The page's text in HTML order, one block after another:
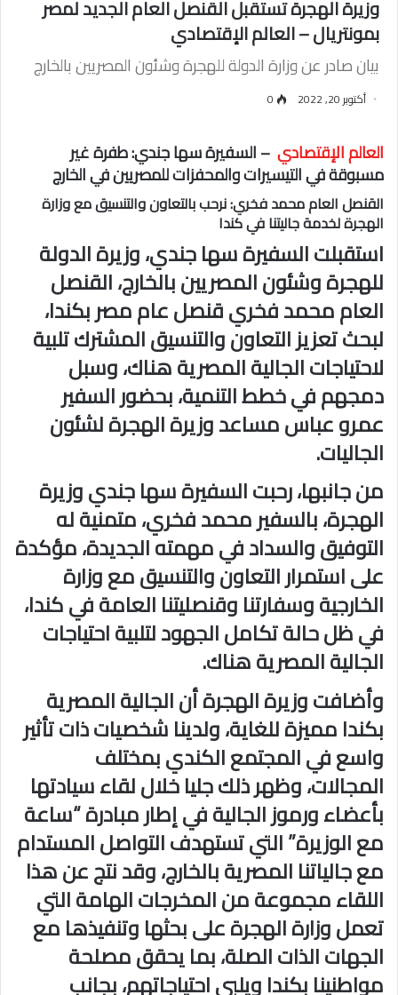
وزيرة الهجرة تستقبل القنصل العام الجديد لمصر
بمونتريال – العالم الإقتصادي
بيان صادر عن وزارة الدولة للهجرة وشئون المصريين بالخارج
أكتوبر 20, 2022 0
العالم الإقتصادي – السفيرة سها جندي: طفرة غير
مسبوقة في التيسيرات والمحفزات للمصريين في الخارج
القنصل العام محمد فخري: نرحب بالتعاون والتنسيق مع وزارة
الهجرة لخدمة جاليتنا في كندا
استقبلت السفيرة سها جندي، وزيرة الدولة
للهجرة وشئون المصريين بالخارج، القنصل
العام محمد فخري قنصل عام مصر بكندا،
لبحث تعزيز التعاون والتنسيق المشترك تلبية
لاحتياجات الجالية المصرية هناك، وسبل
دمجهم في خطط التنمية، بحضور السفير
عمرو عباس مساعد وزيرة الهجرة لشئون
الجاليات.
من جانبها، رحبت السفيرة سها جندي وزيرة
الهجرة، بالسفير محمد فخري، متمنية له
التوفيق والسداد في مهمته الجديدة، مؤكدة
على استمرار التعاون والتنسيق مع وزارة
الخارجية وسفارتنا وقنصليتنا العامة في كندا،
في ظل حالة تكامل الجهود لتلبية احتياجات
الجالية المصرية هناك.
وأضافت وزيرة الهجرة أن الجالية المصرية
بكندا مميزة للغاية، ولدينا شخصيات ذات تأثير
واسع في المجتمع الكندي بمختلف
المجالات، وظهر ذلك جليا خلال لقاء سيادتها
بأعضاء ورموز الجالية في إطار مبادرة “ساعة
مع الوزيرة” التي تستهدف التواصل المستدام
مع جالياتنا المصرية بالخارج، وقد نتج عن هذا
اللقاء مجموعة من المخرجات الهامة التي
تعمل وزارة الهجرة على بحثها وتنفيذها مع
الجهات الذات الصلة، بما يحقق مصلحة
مواطنينا بكندا ويلبي احتياجاتهم، بجانب